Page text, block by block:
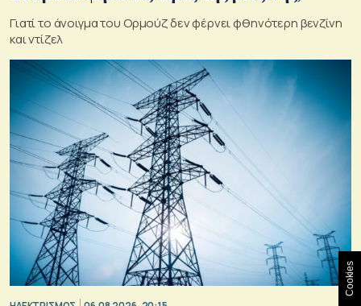
Γιατί το άνοιγμα του Ορμούζ δεν φέρνει φθηνότερη βενζίνη
και ντίζελ
Cookies